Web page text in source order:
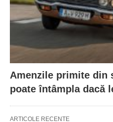
Amenzile primite din
poate întâmpla dacă
ARTICOLE RECENTE